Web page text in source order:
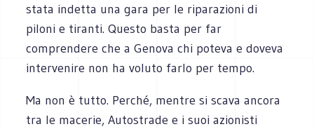
stata indetta una gara per le riparazioni di
piloni e tiranti. Questo basta per far
comprendere che a Genova chi poteva e doveva
intervenire non ha voluto farlo per tempo.
Ma non è tutto. Perché, mentre si scava ancora
tra le macerie, Autostrade e i suoi azionisti